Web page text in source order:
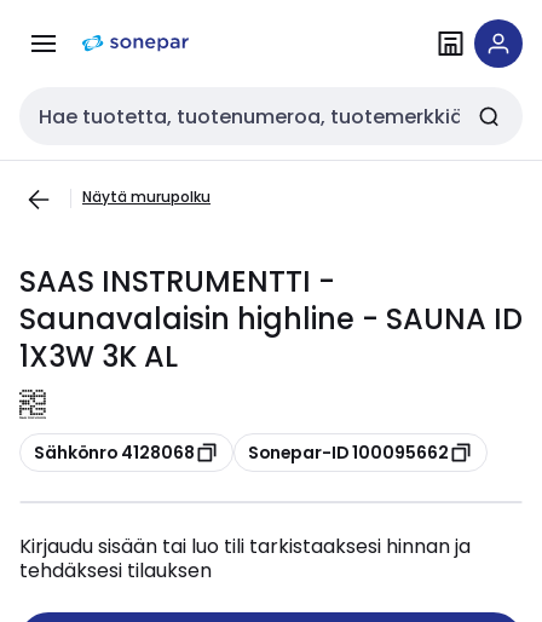
navigointiinsisältöön
Haku
Näytä murupolku
SAAS INSTRUMENTTI -
Saunavalaisin highline - SAUNA ID
1X3W 3K AL
Kopioi
Sähkönro 4128068 Kopioi
Sonepar-ID 100095662
Kirjaudu sisään tai luo tili tarkistaaksesi hinnan ja
tehdäksesi tilauksen